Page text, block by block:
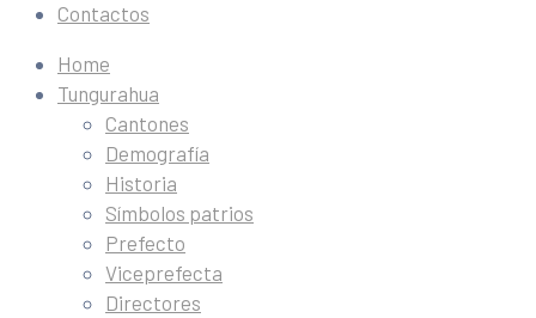
Contactos
Home
Tungurahua
Cantones
Demografía
Historia
Símbolos patrios
Prefecto
Viceprefecta
Directores